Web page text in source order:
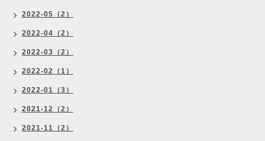
2022-05（2）
2022-04（2）
2022-03（2）
2022-02（1）
2022-01（3）
2021-12（2）
2021-11（2）